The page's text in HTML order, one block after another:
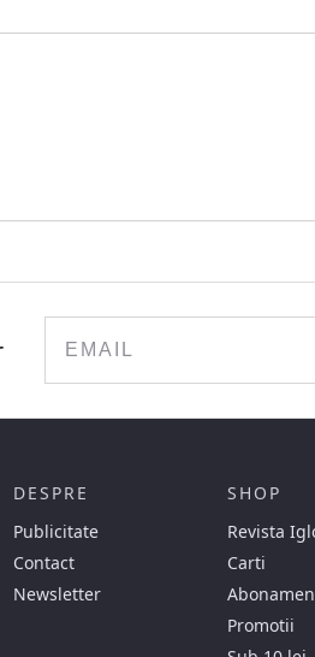
DESPRE
Publicitate
Contact
Newsletter
SHOP
Revista
Carti
Promotii